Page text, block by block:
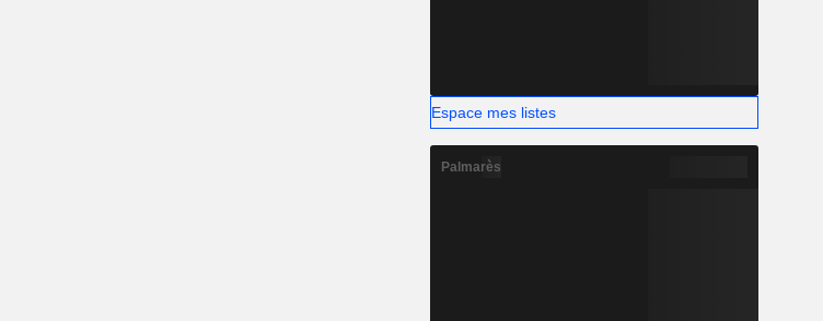
Espace mes listes
Palmarès